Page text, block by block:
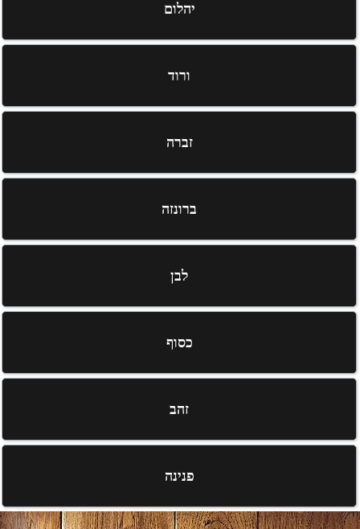
יהלום
ורוד
זברה
ברונזה
לבן
כסוף
זהב
פנינה